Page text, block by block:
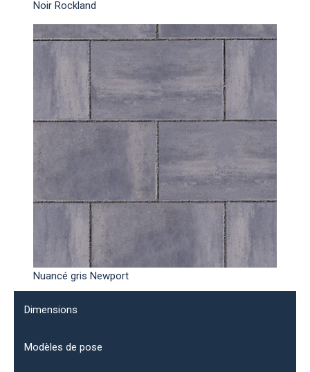
Noir Rockland
Nuancé gris Newport
Dimensions
Modèles de pose